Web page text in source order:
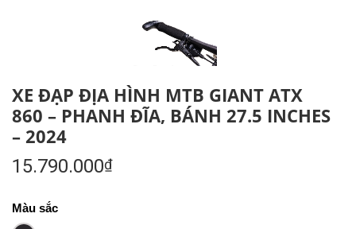
XE ĐẠP ĐỊA HÌNH MTB GIANT ATX
860 – PHANH ĐĨA, BÁNH 27.5 INCHES
– 2024
15.790.000₫
Màu sắc